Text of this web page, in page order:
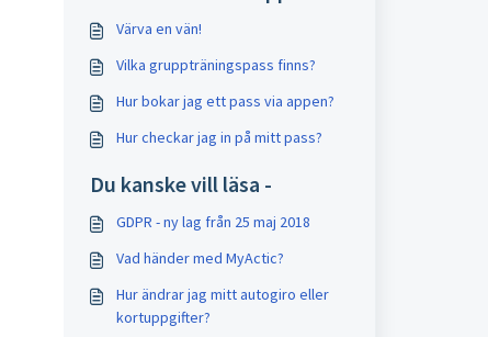
Värva en vän!
Vilka gruppträningspass finns?
Hur bokar jag ett pass via appen?
Hur checkar jag in på mitt pass?
Du kanske vill läsa -
GDPR - ny lag från 25 maj 2018
Vad händer med MyActic?
Hur ändrar jag mitt autogiro eller
kortuppgifter?